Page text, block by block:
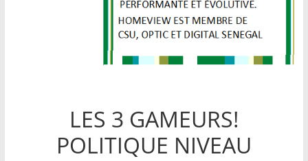
LES 3 GAMEURS!
POLITIQUE NIVEAU